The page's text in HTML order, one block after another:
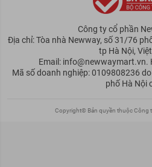
Thành phần hoạt chất
Mặt nạ dưỡng ẩm Mediheal N.M.F
đây là thành chính
Mediheal N.M.F Aquaring Ampoule
Ngoài ra, Hyaluronic Acid,
phần dưỡng ẩm cung cấp độ ẩm
Mặt nạ giúp trắng da Mediheal I.P.I
Công ty cổ phần
Địa chỉ: Tòa nhà Newway, số 31/76
tp Hà Nội,
Email: info@newwaymart.vn.
Mã số doanh nghiệp: 0109808236
phố Hà Nội
Copyright© Bản quyền thuộc Công